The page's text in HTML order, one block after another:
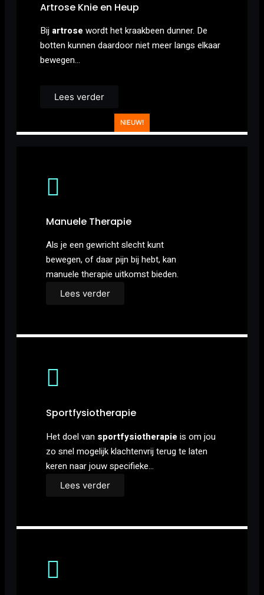
Artrose Knie en Heup
Bij artrose wordt het kraakbeen dunner. De
botten kunnen daardoor niet meer langs elkaar
bewegen…
Lees verder
NIEUW!
Manuele Therapie
Als je een gewricht slecht kunt
bewegen, of daar pijn bij hebt, kan
manuele therapie uitkomst bieden.
Lees verder
Sportfysiotherapie
Het doel van sportfysiotherapie is om jou
zo snel mogelijk klachtenvrij terug te laten
keren naar jouw specifieke…
Lees verder